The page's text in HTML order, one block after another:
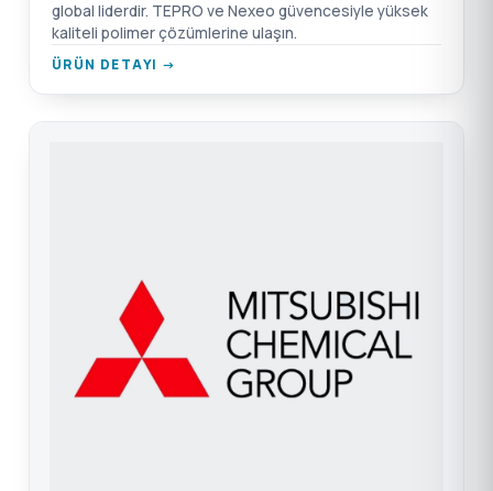
global liderdir. TEPRO ve Nexeo güvencesiyle yüksek
kaliteli polimer çözümlerine ulaşın.
ÜRÜN DETAYI →